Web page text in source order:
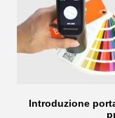
Introduzione